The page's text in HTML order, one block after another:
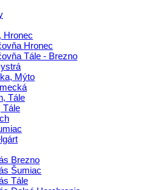
Hronec
Hronec
Tále - Brezno
Mýto
Tále
Tále
Brezno
Šumiac
Tále